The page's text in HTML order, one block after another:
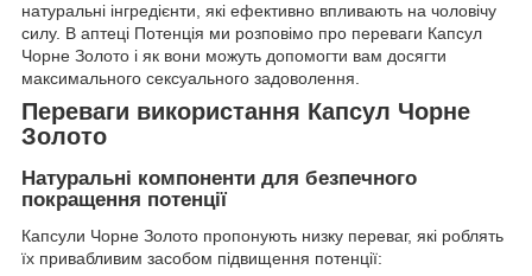
натуральні інгредієнти, які ефективно впливають на чоловічу
силу. В аптеці Потенція ми розповімо про переваги Капсул
Чорне Золото і як вони можуть допомогти вам досягти
максимального сексуального задоволення.
Переваги використання Капсул Чорне
Золото
Натуральні компоненти для безпечного
покращення потенції
Капсули Чорне Золото пропонують низку переваг, які роблять
їх привабливим засобом підвищення потенції: